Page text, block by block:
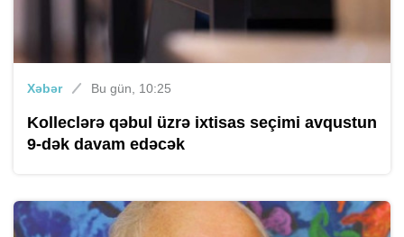
Xəbər Bu gün, 10:25
Kolleclərə qəbul üzrə ixtisas seçimi avqustun
9-dək davam edəcək